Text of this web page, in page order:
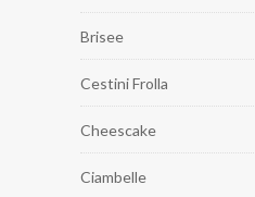
Brisee
Cestini Frolla
Cheescake
Ciambelle